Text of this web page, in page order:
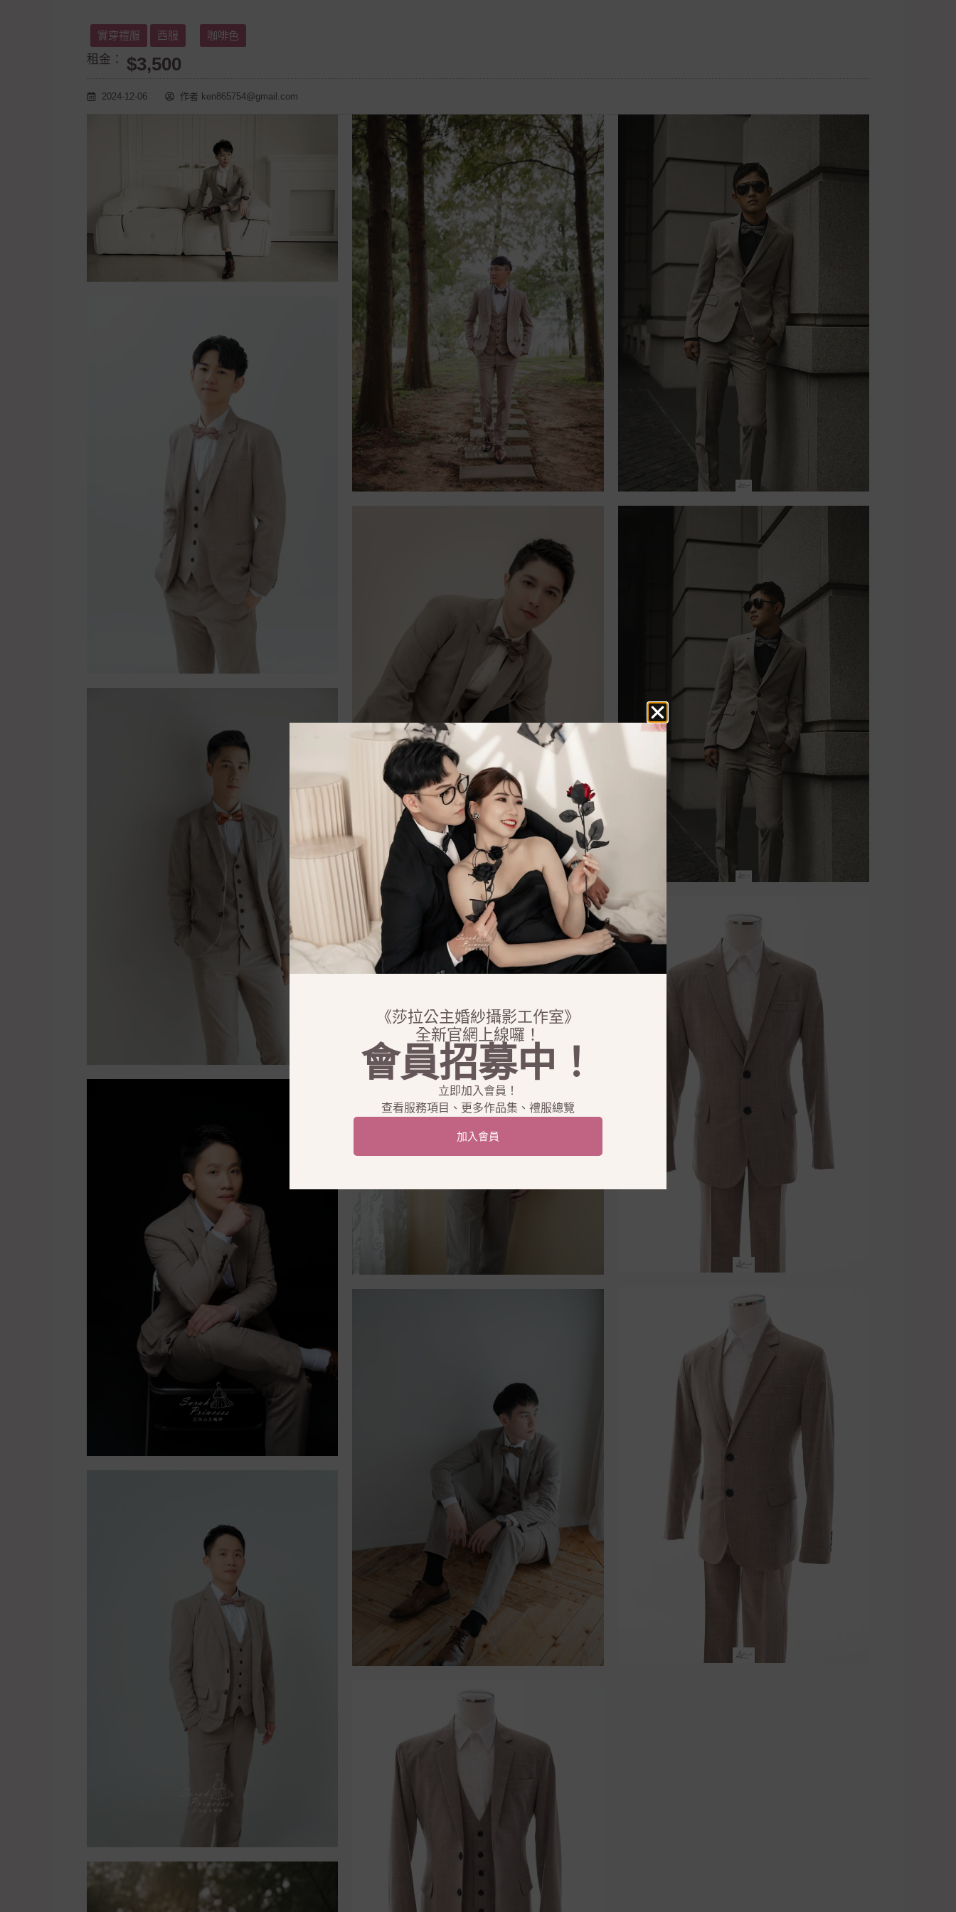
實穿禮服 西服 咖啡色
租金： $3,500
2024-12-06 作者 ken865754@gmail.com
《莎拉公主婚紗攝影工作室》
全新官網上線囉！
會員招募中！
立即加入會員！
查看服務項目、更多作品集、禮服總覽
加入會員